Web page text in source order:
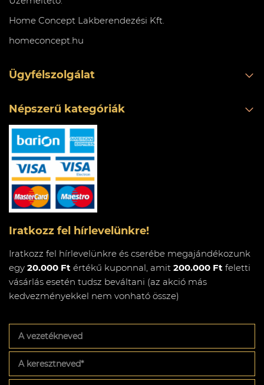
Home Concept Lakberendezési Kft.
homeconcept.hu
Ügyfélszolgálat
Népszerű kategóriák
Iratkozz fel hírlevelünkre!
Iratkozz fel hírlevelünkre és cserébe megajándékozunk
egy 20.000 Ft értékű kuponnal, amit 200.000 Ft feletti
vásárlás esetén tudsz beváltani (az akció más
kedvezményekkel nem vonható össze)
vezetékneved
keresztneved*